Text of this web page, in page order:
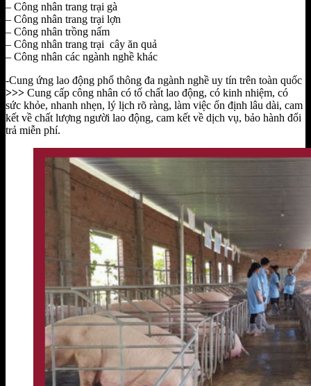
– Công nhân trang trại gà
– Công nhân trang trại lợn
– Công nhân trồng nấm
– Công nhân trang trại cây ăn quả
– Công nhân các ngành nghề khác
-Cung ứng lao động phổ thông đa ngành nghề uy tín trên toàn quốc
>>> Cung cấp công nhân có tố chất lao động, có kinh nhiệm, có
sức khỏe, nhanh nhẹn, lý lịch rõ ràng, làm việc ổn định lâu dài, cam
kết về chất lượng người lao động, cam kết về dịch vụ, bảo hành đổi
trả miễn phí.